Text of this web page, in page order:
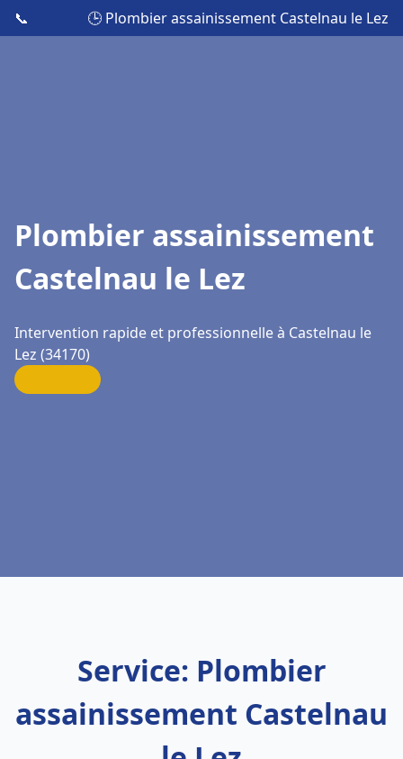
📞 🕒 Plombier assainissement Castelnau le Lez
Plombier assainissement
Castelnau le Lez
Intervention rapide et professionnelle à Castelnau le
Lez (34170)
Service: Plombier
assainissement Castelnau